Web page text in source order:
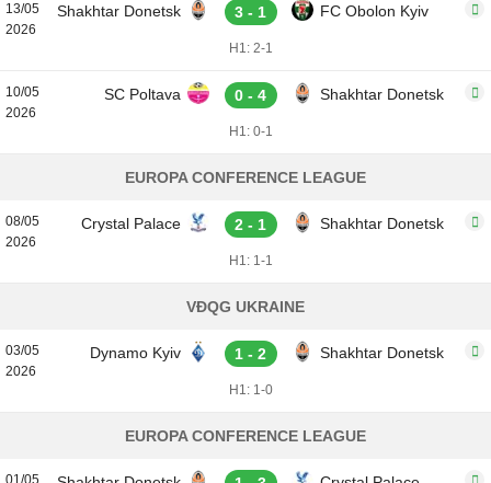
13/05
2026
Shakhtar Donetsk 3 - 1 FC Obolon Kyiv
H1: 2-1
10/05
2026
SC Poltava 0 - 4 Shakhtar Donetsk
H1: 0-1
EUROPA CONFERENCE LEAGUE
08/05
2026
Crystal Palace 2 - 1 Shakhtar Donetsk
H1: 1-1
VĐQG UKRAINE
03/05
2026
Dynamo Kyiv 1 - 2 Shakhtar Donetsk
H1: 1-0
EUROPA CONFERENCE LEAGUE
01/05